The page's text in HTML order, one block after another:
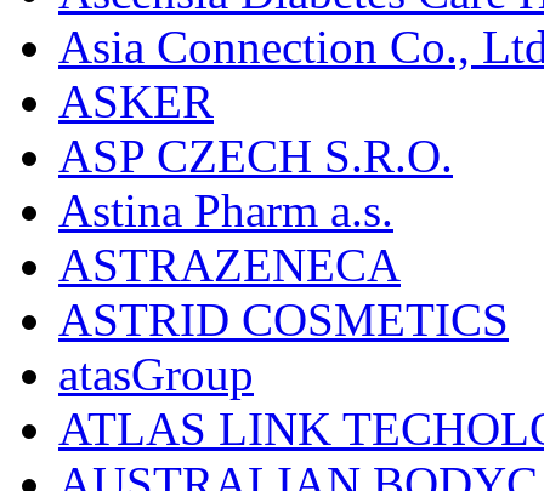
Asia Connection Co.,
ASKER
ASP CZECH S.R.O.
Astina Pharm a.s.
ASTRAZENECA
ASTRID COSMETICS
atasGroup
ATLAS LINK